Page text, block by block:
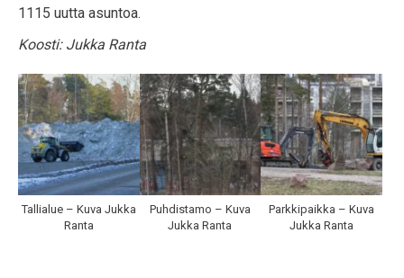
1115 uutta asuntoa.
Koosti: Jukka Ranta
Tallialue – Kuva Jukka
Ranta
Puhdistamo – Kuva
Jukka Ranta
Parkkipaikka – Kuva
Jukka Ranta